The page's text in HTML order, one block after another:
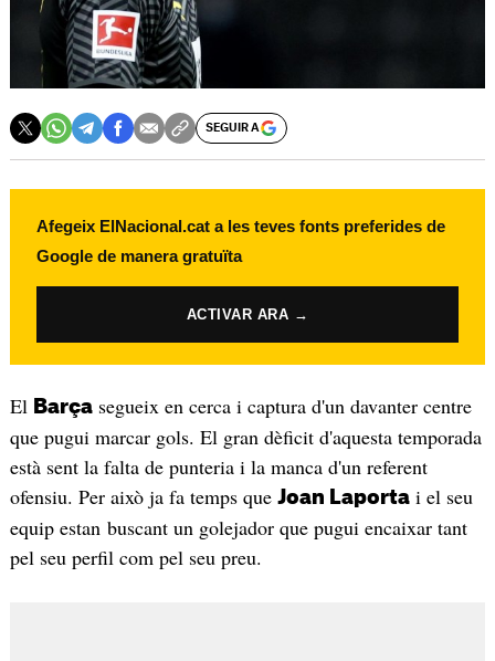
SEGUIR A
Afegeix ElNacional.cat a les teves fonts preferides de
Google de manera gratuïta
ACTIVAR ARA →
El Barçasegueix en cerca i captura d'un davanter centre
que pugui marcar gols. El gran dèficit d'aquesta temporada
està sent la falta de punteria i la manca d'un referent
ofensiu. Per això ja fa temps que Joan Laportai el seu
equip estan buscant un golejador que pugui encaixar tant
pel seu perfil com pel seu preu.